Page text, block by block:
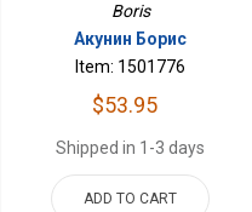
Boris
Акунин Борис
Item: 1501776
$53.95
Shipped in 1-3 days
ADD TO CART